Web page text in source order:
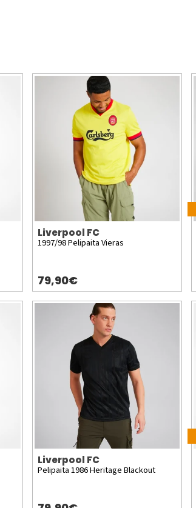
Liverpool FC
1997/98 Pelipaita Vieras
79,90€
Liverpool FC
Pelipaita 1986 Heritage Blackout